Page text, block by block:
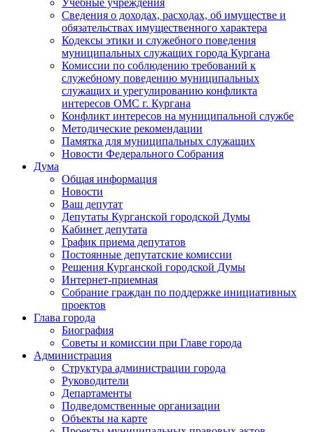
Учебные учреждения
Сведения о доходах, расходах, об имуществе и
обязательствах имущественного характера
Кодексы этики и служебного поведения
муниципальных служащих города Кургана
Комиссии по соблюдению требований к
служебному поведению муниципальных
служащих и урегулированию конфликта
интересов ОМС г. Кургана
Конфликт интересов на муниципальной службе
Методические рекомендации
Памятка для муниципальных служащих
Новости Федерального Cобрания
Дума
Общая информация
Новости
Ваш депутат
Депутаты Курганской городской Думы
Кабинет депутата
График приема депутатов
Постоянные депутатские комиссии
Решения Курганской городской Думы
Интернет-приемная
Собрание граждан по поддержке инициативных
проектов
Глава города
Биография
Советы и комиссии при Главе города
Администрация
Структура администрации города
Руководители
Департаменты
Подведомственные организации
Объекты на карте